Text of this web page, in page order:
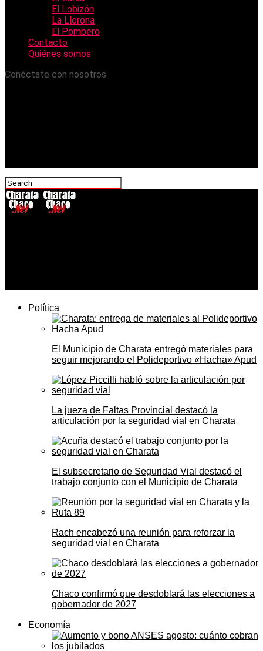
El Lobizón
La Llorona
El Pombero
Contacto
Quiénes somos
Conéctate con nosotros
Política
El Municipio de Charata entregó materiales para
seguir mejorando el Polideportivo «Hacha» Apud
La jueza de Faltas Provincial destacó la
articulación por la seguridad vial en Charata
El subsecretario de Seguridad Vial destacó el
trabajo conjunto con el Municipio de Charata
Rach encabezó una reunión para reforzar la
seguridad vial en Charata
Chaco confirmó que desdoblará las elecciones a
gobernador de 2027
Economía